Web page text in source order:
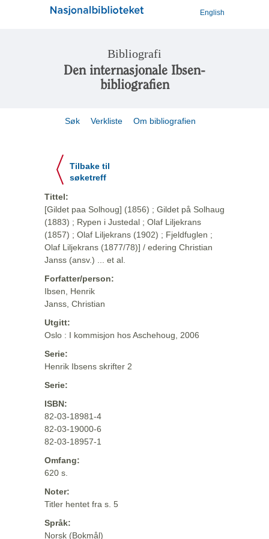
English
Bibliografi
Den internasjonale Ibsen-
bibliografien
Søk Verkliste Om bibliografien
Tilbake til
søketreff
Tittel:
[Gildet paa Solhoug] (1856) ; Gildet på Solhaug
(1883) ; Rypen i Justedal ; Olaf Liljekrans
(1857) ; Olaf Liljekrans (1902) ; Fjeldfuglen ;
Olaf Liljekrans (1877/78)] / edering Christian
Janss (ansv.) ... et al.
Forfatter/person:
Ibsen, Henrik
Janss, Christian
Utgitt:
Oslo : I kommisjon hos Aschehoug, 2006
Serie:
Henrik Ibsens skrifter 2
Serie:
ISBN:
82-03-18981-4
82-03-19000-6
82-03-18957-1
Omfang:
620 s.
Noter:
Titler hentet fra s. 5
Språk:
Norsk (Bokmål)